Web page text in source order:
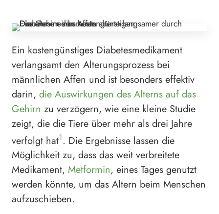
Ein kostengünstiges Diabetesmedikament
verlangsamt den Alterungsprozess bei
männlichen Affen und ist besonders effektiv
darin, die Auswirkungen des Alterns auf das
Gehirn zu verzögern, wie eine kleine Studie
zeigt, die die Tiere über mehr als drei Jahre
verfolgt hat1. Die Ergebnisse lassen die
Möglichkeit zu, dass das weit verbreitete
Medikament, Metformin, eines Tages genutzt
werden könnte, um das Altern beim Menschen
aufzuschieben.